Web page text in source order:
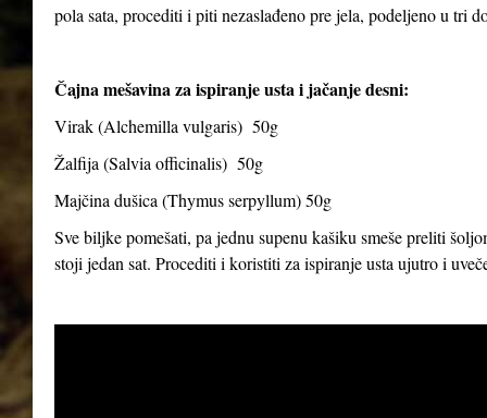
pola sata, procediti i piti nezaslađeno pre jela, podeljeno u tri
Čajna mešavina za ispiranje usta i jačanje desni:
Virak (Alchemilla vulgaris) 50g
Žalfija (Salvia officinalis) 50g
Majčina dušica (Thymus serpyllum) 50g
Sve biljke pomešati, pa jednu supenu kašiku smeše preliti
stoji jedan sat. Procediti i koristiti za ispiranje usta ujutro i